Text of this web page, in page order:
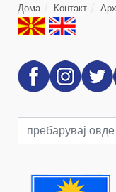
Дома Контакт